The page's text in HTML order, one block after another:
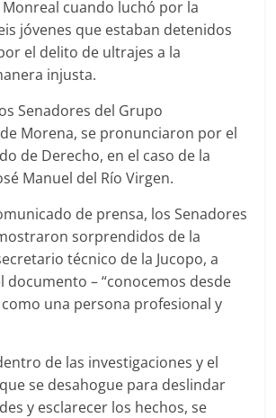
cuando luchó por la
jóvenes que estaban detenidos
el delito de ultrajes a la
injusta.
Senadores del Grupo
Morena, se pronunciaron por el
de Derecho, en el caso de la
Manuel del Río Virgen.
de prensa, los Senadores
sorprendidos de la
técnico de la Jucopo, a
documento – “conocemos desde
una persona profesional y
de las investigaciones y el
se desahogue para deslindar
y esclarecer los hechos, se